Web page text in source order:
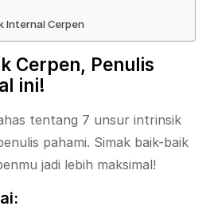
Internal Cerpen
Cerpen, Penulis
ini!
tentang 7 unsur intrinsik
pahami. Simak baik-baik
jadi lebih maksimal!